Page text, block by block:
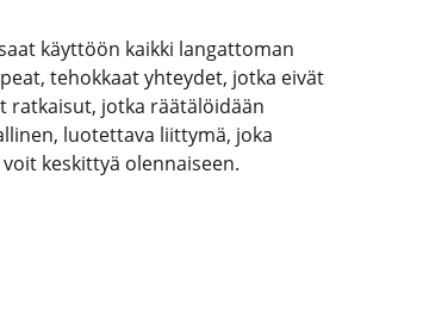
käyttöön kaikki langattoman
tehokkaat yhteydet, jotka eivät
ratkaisut, jotka räätälöidään
luotettava liittymä, joka
keskittyä olennaiseen.